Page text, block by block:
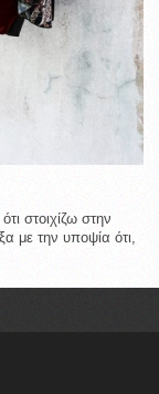
στοιχίζω στην
με την υποψία ότι,